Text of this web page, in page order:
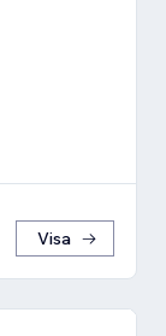
Visa